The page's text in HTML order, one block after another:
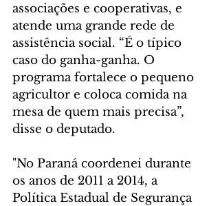
associações e cooperativas, e
atende uma grande rede de
assistência social. “É o típico
caso do ganha-ganha. O
programa fortalece o pequeno
agricultor e coloca comida na
mesa de quem mais precisa”,
disse o deputado.
"No Paraná coordenei durante
os anos de 2011 a 2014, a
Política Estadual de Segurança